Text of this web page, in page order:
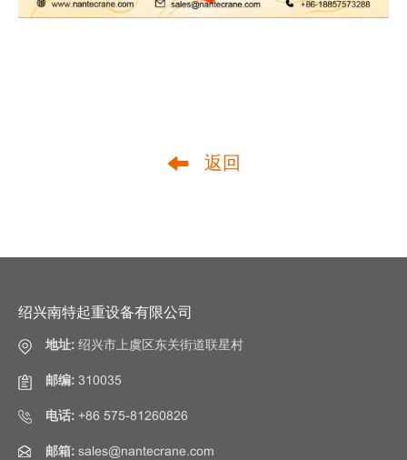
返回
绍兴南特起重设备有限公司
地址: 绍兴市上虞区东关街道联星村
邮编: 310035
电话: +86 575-81260826
邮箱: sales@nantecrane.com